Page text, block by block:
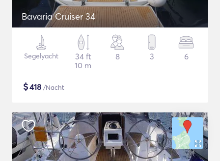
Bavaria Cruiser 34
Segelyacht
34 ft
10 m
8 3 6
$418 /Nacht